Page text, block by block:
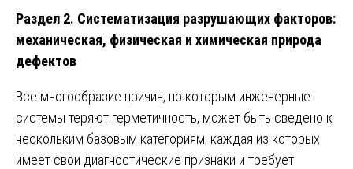
Раздел 2. Систематизация разрушающих факторов:
механическая, физическая и химическая природа
дефектов
Всё многообразие причин, по которым инженерные
системы теряют герметичность, может быть сведено к
нескольким базовым категориям, каждая из которых
имеет свои диагностические признаки и требует